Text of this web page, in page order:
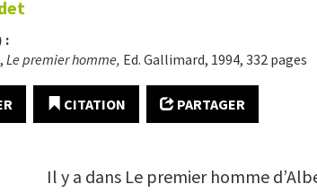
:
Le premier homme, Ed. Gallimard, 1994, 332 pages
CITATION PARTAGER
Il y a dans Le premier homme